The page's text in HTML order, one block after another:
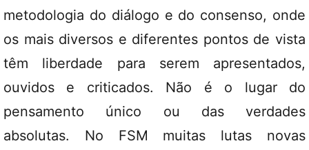
metodologia do diálogo e do consenso, onde
os mais diversos e diferentes pontos de vista
têm liberdade para serem apresentados,
ouvidos e criticados. Não é o lugar do
pensamento único ou das verdades
absolutas. No FSM muitas lutas novas